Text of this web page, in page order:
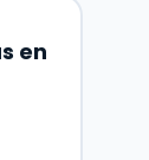
en